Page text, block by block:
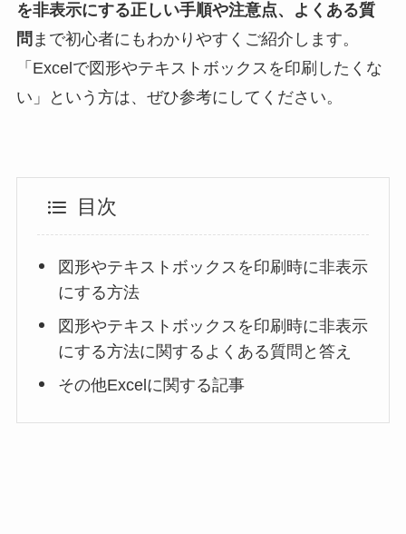
を非表示にする正しい手順や注意点、よくある質
問 まで初心者にもわかりやすくご紹介します。
「Excelで図形やテキストボックスを印刷したくな
い」という方は、ぜひ参考にしてください。
目次
図形やテキストボックスを印刷時に非表示
にする方法
図形やテキストボックスを印刷時に非表示
にする方法に関するよくある質問と答え
その他Excelに関する記事